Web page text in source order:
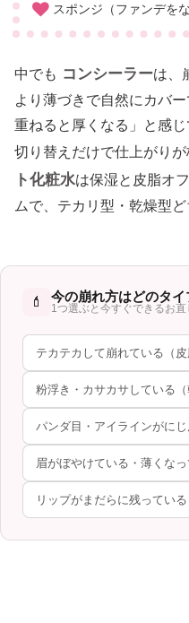
スポンジ（ファンデを
中でも コンシーラーは、
より薄づきで自然にカバ
重ねると厚くなる」と感
切り替えだけで仕上がり
ト化粧水は保湿と皮脂オ
ムで、テカリ型・乾燥型ど
💄 今の崩れ方はどのタイ
1つ選ぶと今すぐできるお
テカテカして崩れている（皮
粉浮き・カサカサしている（
パンダ目・アイラインがに
眉がぼやけている・薄くな
リップがまだらに残っている